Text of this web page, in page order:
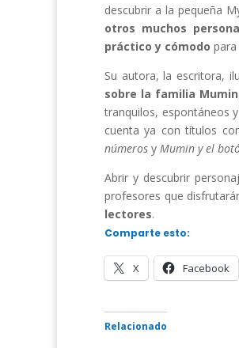
descubrir a la pequeña
otros muchos
práctico y cómodo
Su autora, la escritora,
sobre la familia Mumin
tranquilos, espontáneos
cuenta ya con títulos
números y Mumin y el
Abrir y descubrir
profesores que
lectores.
Comparte esto:
X Facebook
Relacionado